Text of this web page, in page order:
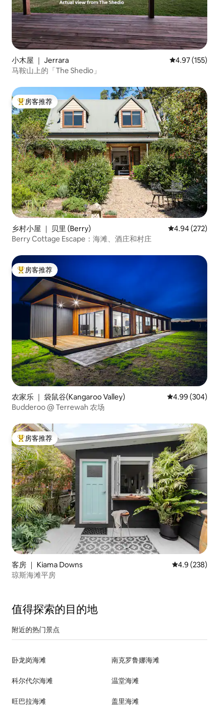
小木屋 ｜ Jerrara 平均评分 4.97
4.97 (155)
马鞍山上的「The Shedio」
热门「房客推荐」
房客推荐
乡村小屋 ｜ 贝里 (Berry) 平均评分 4.94
4.94 (272)
Berry Cottage Escape：海滩、酒庄和村庄
热门「房客推荐」
房客推荐
农家乐 ｜ 袋鼠谷(Kangaroo Valley) 平均评分 4.99
4.99 (304)
Budderoo @ Terrewah 农场
热门「房客推荐」
房客推荐
客房 ｜ Kiama Downs 平均评分 4.9
4.9 (238)
琼斯海滩平房
值得探索的目的地
附近的热门景点
卧龙岗海滩 南克罗鲁娜海滩
科尔代尔海滩 温堂海滩
旺巴拉海滩 盖里海滩